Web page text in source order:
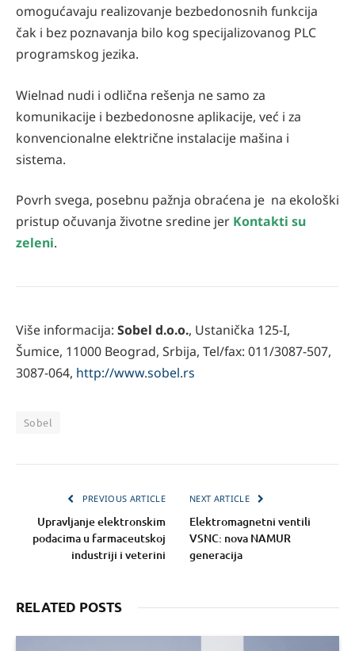
omogućavaju realizovanje bezbedonosnih funkcija
čak i bez poznavanja bilo kog specijalizovanog PLC
programskog jezika.
Wielnad nudi i odlična rešenja ne samo za
komunikacije i bezbedonosne aplikacije, već i za
konvencionalne električne instalacije mašina i
sistema.
Povrh svega, posebnu pažnja obraćena je na ekološki
pristup očuvanja životne sredine jer Kontakti su
zeleni.
Više informacija: Sobel d.o.o., Ustanička 125-I,
Šumice, 11000 Beograd, Srbija, Tel/fax: 011/3087-507,
3087-064, http://www.sobel.rs
Sobel
PREVIOUS ARTICLE
Upravljanje elektronskim
podacima u farmaceutskoj
industriji i veterini
NEXT ARTICLE
Elektromagnetni ventili
VSNC: nova NAMUR
generacija
RELATED POSTS